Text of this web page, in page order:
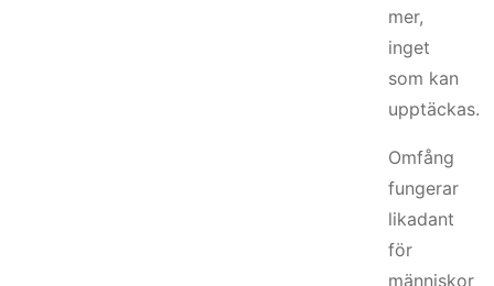
mer,
inget
som kan
upptäckas.
Omfång
fungerar
likadant
för
människor